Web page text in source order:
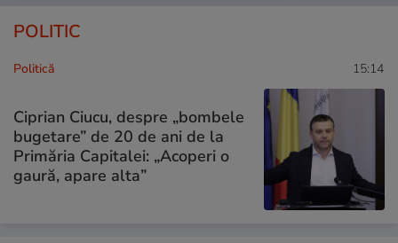
POLITIC
Politică 15:14
Ciprian Ciucu, despre „bombele
bugetare” de 20 de ani de la
Primăria Capitalei: „Acoperi o
gaură, apare alta”